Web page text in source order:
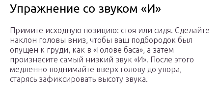
Упражнение со звуком «И»
Примите исходную позицию: стоя или сидя. Сделайте
наклон головы вниз, чтобы ваш подбородок был
опущен к груди, как в «Голове баса», а затем
произнесите самый низкий звук «И». После этого
медленно поднимайте вверх голову до упора,
старясь зафиксировать высоту звука.